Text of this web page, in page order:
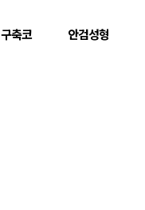
구축코 안검성형